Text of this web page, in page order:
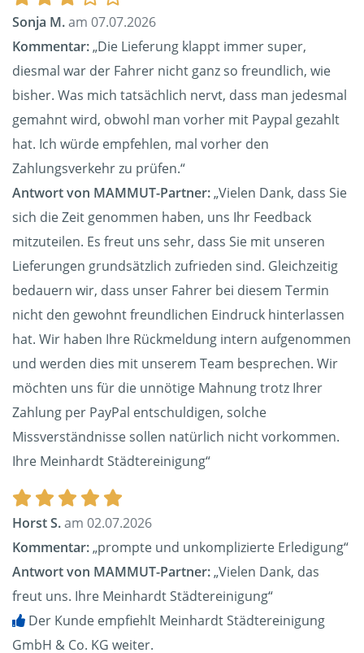
Sonja M.am 07.07.2026
Kommentar:„Die Lieferung klappt immer super,
diesmal war der Fahrer nicht ganz so freundlich, wie
bisher. Was mich tatsächlich nervt, dass man jedesmal
gemahnt wird, obwohl man vorher mit Paypal gezahlt
hat. Ich würde empfehlen, mal vorher den
Zahlungsverkehr zu prüfen.“
Antwort von MAMMUT-Partner:„Vielen Dank, dass Sie
sich die Zeit genommen haben, uns Ihr Feedback
mitzuteilen. Es freut uns sehr, dass Sie mit unseren
Lieferungen grundsätzlich zufrieden sind. Gleichzeitig
bedauern wir, dass unser Fahrer bei diesem Termin
nicht den gewohnt freundlichen Eindruck hinterlassen
hat. Wir haben Ihre Rückmeldung intern aufgenommen
und werden dies mit unserem Team besprechen. Wir
möchten uns für die unnötige Mahnung trotz Ihrer
Zahlung per PayPal entschuldigen, solche
Missverständnisse sollen natürlich nicht vorkommen.
Ihre Meinhardt Städtereinigung“
Horst S.am 02.07.2026
Kommentar:„prompte und unkomplizierte Erledigung“
Antwort von MAMMUT-Partner:„Vielen Dank, das
freut uns. Ihre Meinhardt Städtereinigung“
Der Kunde empfiehlt Meinhardt Städtereinigung
GmbH & Co. KG weiter.